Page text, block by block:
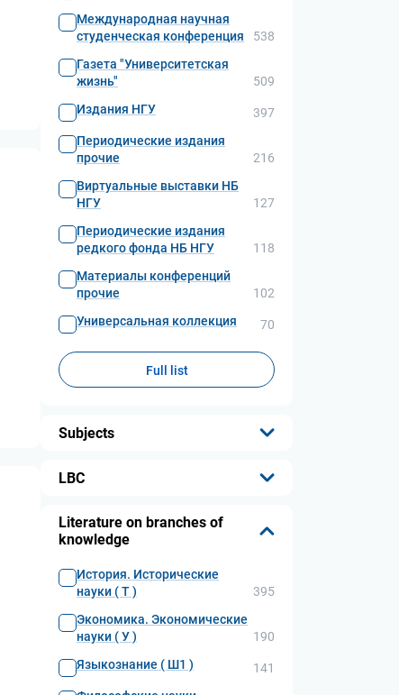
Международная научная
студенческая конференция
538
Газета "Университетская
жизнь"
509
Издания НГУ
397
Периодические издания
прочие
216
Виртуальные выставки НБ
НГУ
127
Периодические издания
редкого фонда НБ НГУ
118
Материалы конференций
прочие
102
Универсальная коллекция
70
Full list
Subjects
LBC
...
Literature on branches of
knowledge
История. Исторические
науки ( Т )
395
Экономика. Экономические
науки ( У )
190
Языкознание ( Ш1 )
141